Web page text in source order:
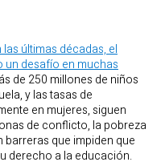
últimas décadas, el
un desafío en muchas
de 250 millones de niños
y las tasas de
en mujeres, siguen
de conflicto, la pobreza
que impiden que
derecho a la educación.